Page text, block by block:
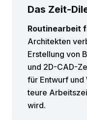
Das Zeit-
Routinearbeit
Architekten
Erstellung von
und 2D-CAD-
für Entwurf und
teure
wird.